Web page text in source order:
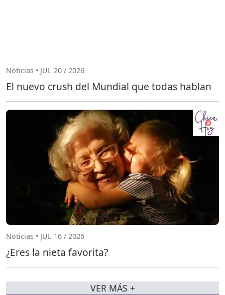
Noticias • JUL 20 / 2026
El nuevo crush del Mundial que todas hablan
Noticias • JUL 16 / 2026
¿Eres la nieta favorita?
VER MÁS +